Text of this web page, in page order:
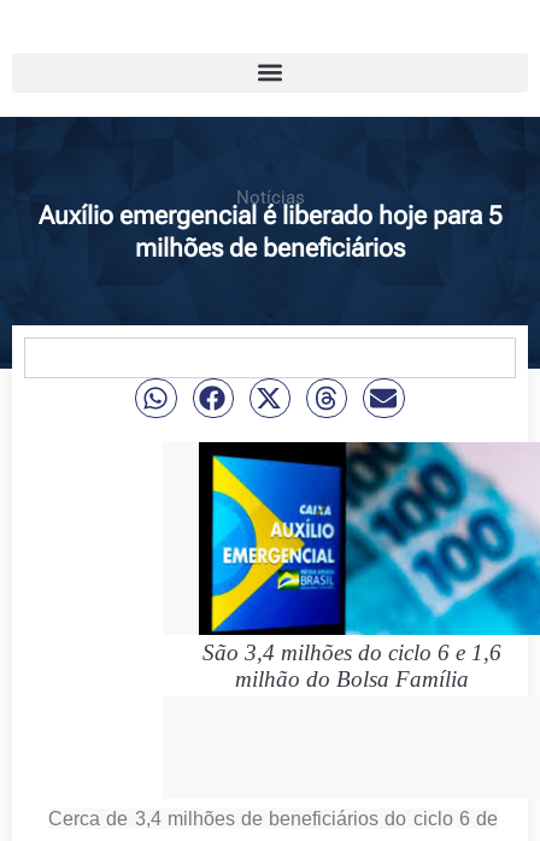
Notícias
Auxílio emergencial é liberado hoje para 5
milhões de beneficiários
São 3,4 milhões do ciclo 6 e 1,6
milhão do Bolsa Família
Cerca de 3,4 milhões de beneficiários do ciclo 6 de